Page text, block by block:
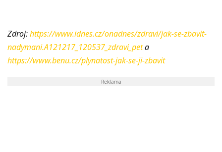
Zdroj:https://www.idnes.cz/onadnes/zdravi/jak-se-zbavit-
nadymani.A121217_120537_zdravi_peta
https://www.benu.cz/plynatost-jak-se-ji-zbavit
Reklama